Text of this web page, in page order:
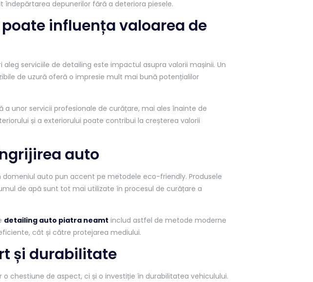
depunerilor fără a deteriora piesele.
influența valoarea de
serviciile de detailing este impactul asupra valorii mașinii. Un
de uzură oferă o impresie mult mai bună potențialilor
unor servicii profesionale de curățare, mai ales înainte de
și a exteriorului poate contribui la creșterea valorii
auto
auto pun accent pe metodele eco-friendly. Produsele
de apă sunt tot mai utilizate în procesul de curățare a
detailing auto piatra neamt includ astfel de metode moderne
cât și către protejarea mediului.
și durabilitate
chestiune de aspect, ci și o investiție în durabilitatea vehiculului.